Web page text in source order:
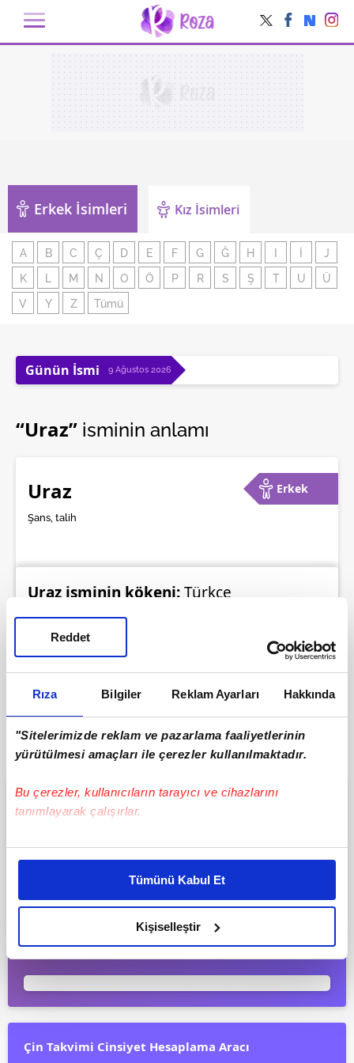
Rıza Bilgiler Reklam Ayarları Hakkında
"Sitelerimizde reklam ve pazarlama faaliyetlerinin
yürütülmesi amaçları ile çerezler kullanılmaktadır.
Bu çerezler, kullanıcıların tarayıcı ve cihazlarını
tanımlayarak çalışırlar.
Bu çerezlere izin vermeniz halinde sizlere özel
daha iyi reklam deneyimi yaşatabiliriz. Bunu yaparken
amacımızın size daha iyi bir reklam deneyimi sunmak
olduğunu ve sizlere en iyi içerikleri sunabilmek adına
elimizden gelen çabayı gösterdiğimizi ve bu noktada,
reklamların maliyetlerimizi karşılamak noktasında tek gelir
kalemimiz olduğunu sizlere hatırlatmak isteriz.
Her halükârda, kullanıcılar, bu çerezlere izin vermedikleri
gösterilmeyecektir."
Tümünü Kabul Et
Kişiselleştir
Reddet
Erkek İsimleri Kız İsimleri
A B C Ç D E F G Ğ H
J
K
M N O Ö P R S Ş T U
Ü
V
Y Z Tümü
Günün İsmi 9 Ağustos 2026
“Uraz” isminin anlamı
Erkek
Uraz
Şans, talih
Uraz isminin kökeni:Türkçe
Türkiye'de kaç tane Uraz isminden var?:
773
Uraz isminin kullanım sıklığı:106.085
İsim Tavsiye Et
İsim Tavsiye Et
isim içerisinden bir isim şeçildi...
Çin Takvimi Cinsiyet Hesaplama Aracı